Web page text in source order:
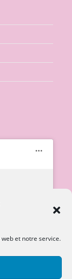
et notre service.